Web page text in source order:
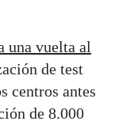
una vuelta al
de test
centros antes
de 8.000